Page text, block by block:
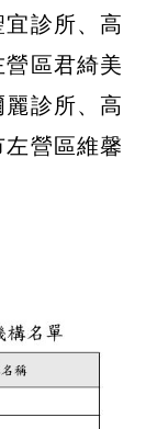
診所、高
區君綺美
診所、高
營區維馨